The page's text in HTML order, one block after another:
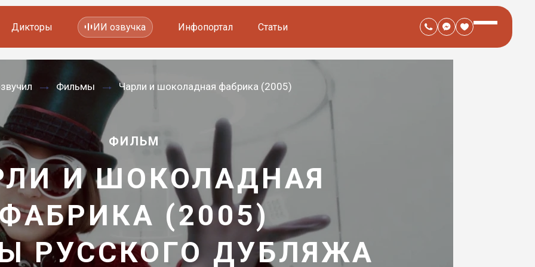
Фильмов и сериалов
Мультфильмов
Видеорекламы
Дикторы ИИ озвучка Инфопортал Статьи
Фильмы Чарли и шоколадная фабрика (2005)
ФИЛЬМ
И ШОКОЛАДНАЯ
(2005)
—
РУССКОГО ДУБЛЯЖА